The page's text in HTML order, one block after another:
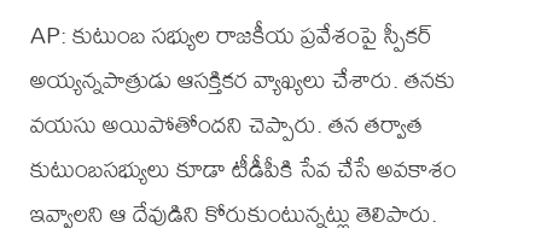
AP: కుటుంబ సభ్యుల రాజకీయ ప్రవేశంపై స్పీకర్
అయ్యన్నపాత్రుడు ఆసక్తికర వ్యాఖ్యలు చేశారు. తనకు
వయసు అయిపోతోందని చెప్పారు. తన తర్వాత
కుటుంబసభ్యులు కూడా టీడీపీకి సేవ చేసే అవకాశం
ఇవ్వాలని ఆ దేవుడిని కోరుకుంటున్నట్లు తెలిపారు.